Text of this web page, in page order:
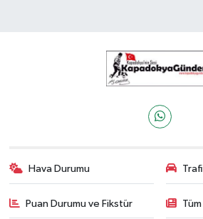
Hava Durumu
Puan Durumu ve Fikstür